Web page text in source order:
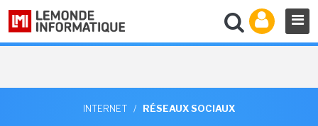
INTERNET / RÉSEAUX SOCIAUX